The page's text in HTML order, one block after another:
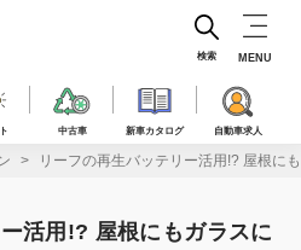
中古車 新車カタログ 自動車求人
検索 MENU
リーフの再生バッテリー活用!? 屋根に
活用!? 屋根にもガラスに